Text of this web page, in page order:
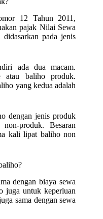
12 Tahun 2011,
pajak Nilai Sewa
pada jenis
ada dua macam.
atau baliho produk.
yang kedua adalah
dengan jenis produk
produk. Besaran
kali lipat baliho non
dengan biaya sewa
juga untuk keperluan
sama dengan sewa